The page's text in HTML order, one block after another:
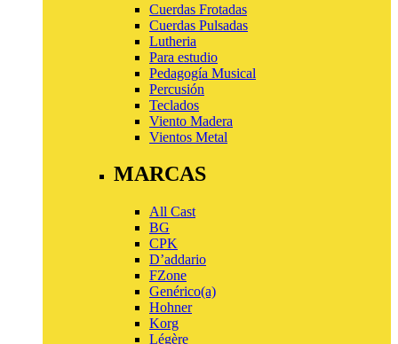
Cuerdas Frotadas
Cuerdas Pulsadas
Lutheria
Para estudio
Pedagogía Musical
Percusión
Teclados
Viento Madera
Vientos Metal
MARCAS
All Cast
BG
CPK
D’addario
FZone
Genérico(a)
Hohner
Korg
Légère